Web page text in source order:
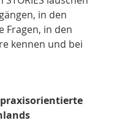
in den
Fragen, in den
kennen und bei
praxisorientierte